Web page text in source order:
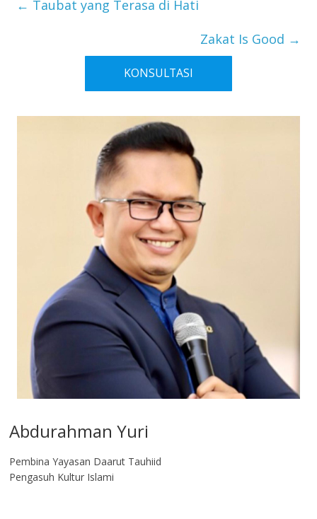
← Taubat yang Terasa di Hati
Zakat Is Good →
KONSULTASI
Abdurahman Yuri
Pembina Yayasan Daarut Tauhiid
Pengasuh Kultur Islami